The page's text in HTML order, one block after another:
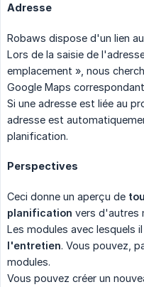
Adresse
Robaws dispose d'un lien
Lors de la saisie de
emplacement », nous
Google Maps
Si une adresse est liée au
adresse est
planification.
Perspectives
Ceci donne un aperçu de
planification vers d'autres
Les modules avec lesquels
l'entretien. Vous pouvez,
modules.
Vous pouvez créer un